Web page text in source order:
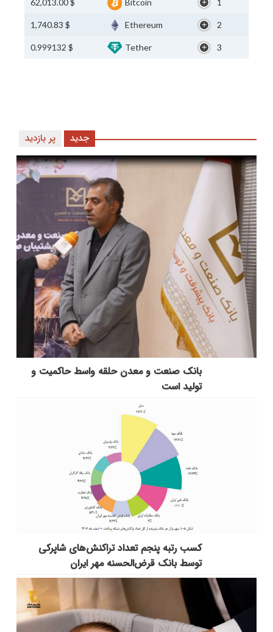
1
Bitcoin
$ 62,013.00
2
Ethereum
$ 1,740.83
3
Tether
$ 0.999132
پر بازدید جدید
بانك صنعت و معدن حلقه واسط حاكمیت و
تولید است
کسب رتبه پنجم تعداد تراکنش‌های شاپرکی
توسط بانک قرض‌الحسنه مهر ایران